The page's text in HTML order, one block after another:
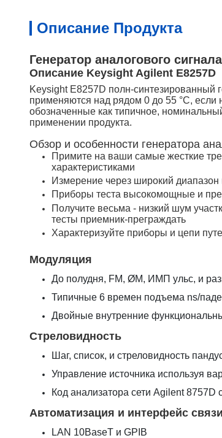
Описание Продукта
Генератор аналогового
Описание Keysight Agilent E8257D
Keysight E8257D полн-синтезированный
применяются над рядом 0 до 55 °C, если
обозначенные как типичное,
применении продукта.
Обзор и особенности генератора
Примите на ваши самые жесткие
характеристиками
Измерение через широкий диапазон
Приборы теста высокомощные и
Получите весьма - низкий шум
тесты приемник-преграждать
Характеризуйте приборы и цепи
Модуляция
До полудня, FM, ØM, ИМП ульс, и
Типичные 6 времен подъема ns/
Двойные внутренние
Стреловидность
Шаг, список, и стреловидность
Управление источника используя
Код анализатора сети Agilent
Автоматизация и интерфейс связи
LAN 10BaseT и GPIB